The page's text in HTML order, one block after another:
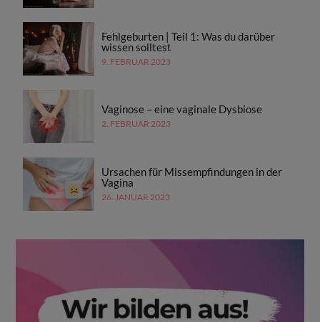
Fehlgeburten | Teil 1: Was du darüber
wissen solltest
9. FEBRUAR 2023
Vaginose – eine vaginale Dysbiose
2. FEBRUAR 2023
Ursachen für Missempfindungen in der
Vagina
26. JANUAR 2023